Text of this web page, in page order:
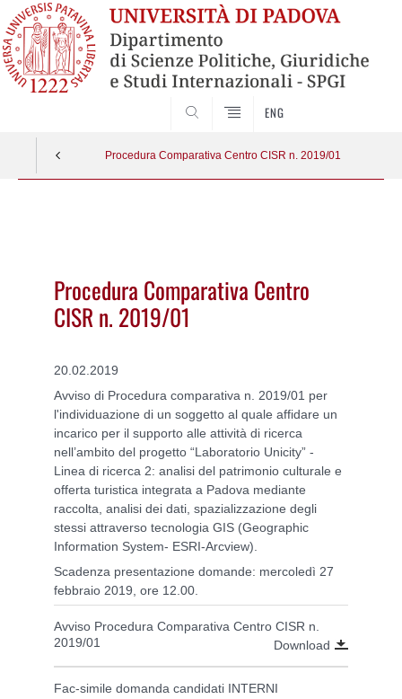
ENG
Procedura Comparativa Centro CISR n. 2019/01
Procedura Comparativa Centro
CISR n. 2019/01
20.02.2019
Avviso di Procedura comparativa n. 2019/01 per
l'individuazione di un soggetto al quale affidare un
incarico per il supporto alle attività di ricerca
nell’ambito del progetto “Laboratorio Unicity” -
Linea di ricerca 2: analisi del patrimonio culturale e
offerta turistica integrata a Padova mediante
raccolta, analisi dei dati, spazializzazione degli
stessi attraverso tecnologia GIS (Geographic
Information System- ESRI-Arcview).
Scadenza presentazione domande: mercoledì 27
febbraio 2019, ore 12.00.
Avviso Procedura Comparativa Centro CISR n.
2019/01
Download
Fac-simile domanda candidati INTERNI